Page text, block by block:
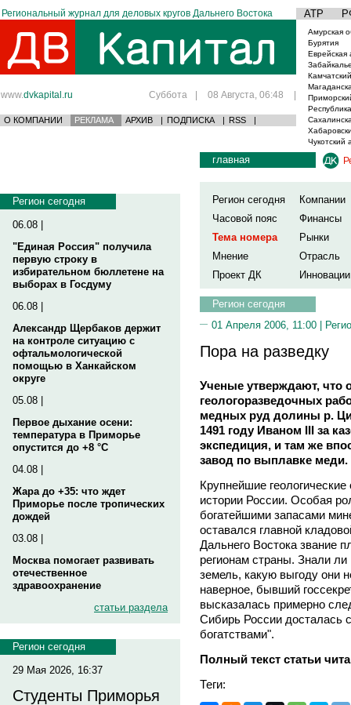
Региональный журнал для деловых кругов Дальнего Востока АТР
www.dvkapital.ru Суббота | 08 Августа, 06:48 |
О КОМПАНИИ РЕКЛАМА АРХИВ | ПОДПИСКА | RSS |
Амурская
Бурятия
Еврейская
Чукотский
Регион сегодня
06.08 |
"Единая Россия" получила
первую строку в
избирательном бюллетене на
выборах в Госдуму
06.08 |
Александр Щербаков держит
на контроле ситуацию с
офтальмологической
помощью в Ханкайском
округе
05.08 |
Первое дыхание осени:
температура в Приморье
опустится до +8 °C
04.08 |
Жара до +35: что ждет
Приморье после тропических
дождей
03.08 |
Москва помогает развивать
отечественное
здравоохранение
статьи раздела
Регион сегодня
29 Мая 2026, 16:37
Студенты Приморья
главная
Регион сегодня
Компании
Часовой пояс
Финансы
Тема номера
Рынки
Мнение
Отрасль
Проект ДК
Инновации
Регион сегодня
01 Апреля 2006, 11:00 |
Пора на разведку
Ученые утверждают, что
геологоразведочных
медных руд долины р.
1491 году Иваном III за
экспедиция, и там же
завод по выплавке меди.
Крупнейшие
истории России. Особая
богатейшими запасами
оставался главной
Дальнего Востока звание
регионам страны. Знали
земель, какую выгоду они
наверное, бывший
высказалась примерно
Сибирь России досталась
богатствами".
Полный текст статьи
Теги: